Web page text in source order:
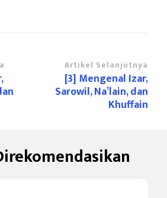
Artikel Selanjutnya
[3] Mengenal Izar,
Sarowil, Na’lain, dan
Khuffain